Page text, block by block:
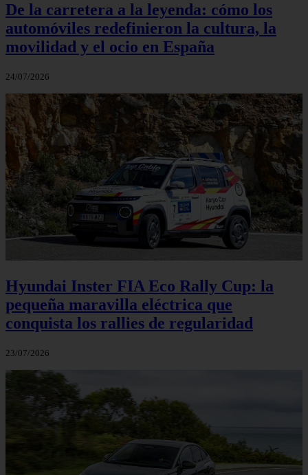
De la carretera a la leyenda: cómo los
automóviles redefinieron la cultura, la
movilidad y el ocio en España
24/07/2026
Hyundai Inster FIA Eco Rally Cup: la
pequeña maravilla eléctrica que
conquista los rallies de regularidad
23/07/2026